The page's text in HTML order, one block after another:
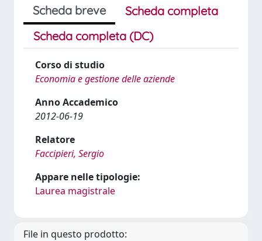
Scheda breve
Scheda completa
Scheda completa (DC)
Corso di studio
Economia e gestione delle aziende
Anno Accademico
2012-06-19
Relatore
Faccipieri, Sergio
Appare nelle tipologie:
Laurea magistrale
File in questo prodotto: